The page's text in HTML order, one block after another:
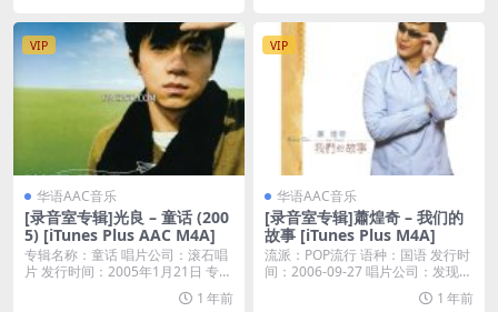
VIP
华语AAC音乐
[录音室专辑]光良 – 童话 (200
5) [iTunes Plus AAC M4A]
专辑名称：童话 唱片公司：滚石唱
片 发行时间：2005年1月21日 专辑
1 年前
VIP
华语AAC音乐
[录音室专辑]蕭煌奇 – 我们的
故事 [iTunes Plus M4A]
流派：POP流行 语种：国语 发行时
间：2006-09-27 唱片公司：发现音
1 年前